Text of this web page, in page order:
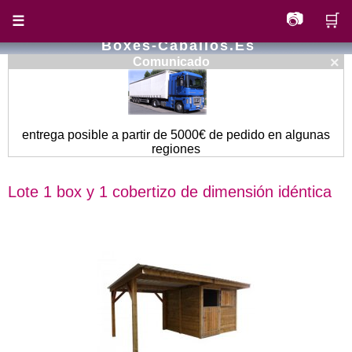
Boxes-Caballos.es
☰ 📷 🛒
×
Comunicado
entrega posible a partir de 5000€ de pedido en algunas
regiones
Lote 1 box y 1 cobertizo de dimensión idéntica